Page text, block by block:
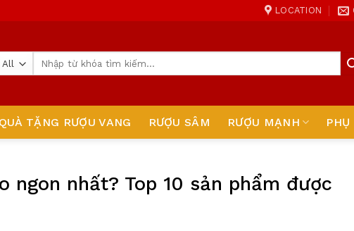
LOCATION
TẶNG RƯỢU VANG RƯỢU SÂM RƯỢU MẠNH PHỤ
ngon nhất? Top 10 sản phẩm được